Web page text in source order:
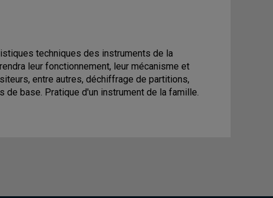
techniques des instruments de la
leur fonctionnement, leur mécanisme et
entre autres, déchiffrage de partitions,
base. Pratique d'un instrument de la famille.